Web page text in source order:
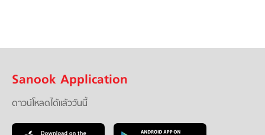
Sanook Application
ดาวน์โหลดได้แล้ววันนี้